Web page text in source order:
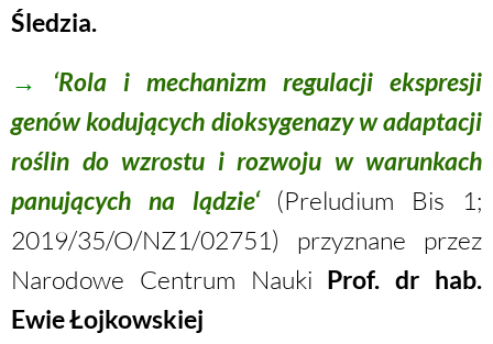
Śledzia.
→
‘Rola i mechanizm regulacji ekspresji
genów kodujących dioksygenazy wadaptacji
roślin do wzrostu i rozwoju w warunkach
panujących na lądzie‘(Preludium Bis 1;
2019/35/O/NZ1/02751) przyznane przez
Narodowe Centrum Nauki Prof. dr hab.
Ewie Łojkowskiej